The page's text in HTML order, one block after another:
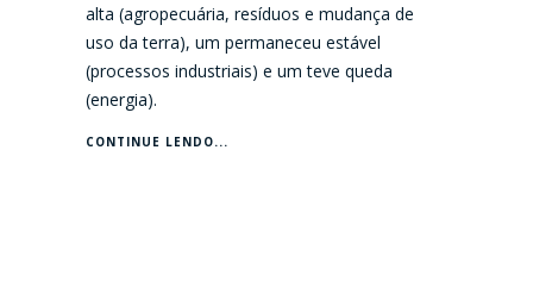
alta (agropecuária, resíduos e mudança de
uso da terra), um permaneceu estável
(processos industriais) e um teve queda
(energia).
CONTINUE LENDO...